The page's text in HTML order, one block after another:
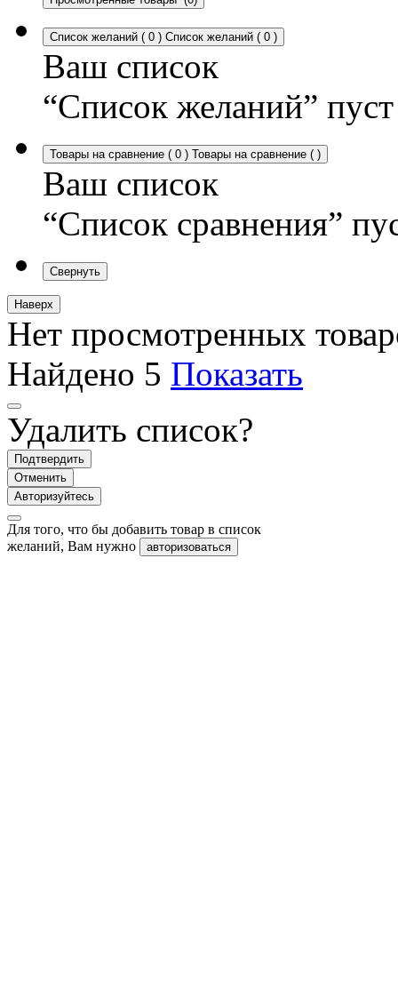
Список желаний ( 0 ) Список желаний ( 0 )
Ваш список
“Список желаний” пуст
Товары на сравнение ( 0 ) Товары на сравнение ( )
Ваш список
“Список сравнения”
Свернуть
Наверх
Нет просмотренных
Найдено 5 Показать
Удалить список?
Подтвердить
Отменить
Авторизуйтесь
Для того, что бы добавить товар в список
желаний, Вам нужно
авторизоваться